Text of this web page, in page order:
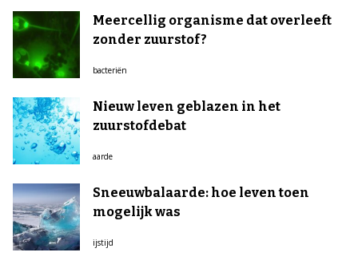
Meercellig organisme dat overleeft
zonder zuurstof?
bacteriën
Nieuw leven geblazen in het
zuurstofdebat
aarde
Sneeuwbalaarde: hoe leven toen
mogelijk was
ijstijd